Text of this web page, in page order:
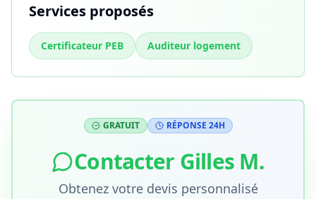
Services proposés
Certificateur PEB Auditeur logement
GRATUIT RÉPONSE 24H
Contacter Gilles M.
Obtenez votre devis personnalisé